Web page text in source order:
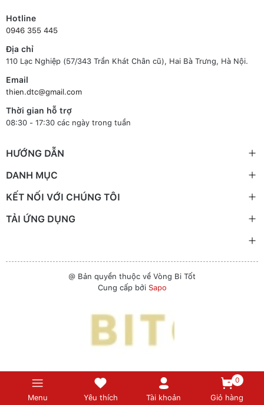
Menu Yêu thích Tài khoản
0
Giỏ hàng
Hotline
0946 355 445
Địa chỉ
110 Lạc Nghiệp (57/343 Trần Khát Chân cũ), Hai Bà Trưng, Hà Nội.
Email
thien.dtc@gmail.com
Thời gian hỗ trợ
08:30 - 17:30 các ngày trong tuần
HƯỚNG DẪN
DANH MỤC
KẾT NỐI VỚI CHÚNG TÔI
TẢI ỨNG DỤNG
@ Bản quyền thuộc về Vòng Bi Tốt
Cung cấp bởi Sapo